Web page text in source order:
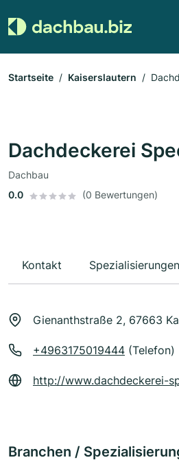
Startseite Kaiserslautern
Dachdeckerei
Dachbau
0.0
(0 Bewertungen)
Kontakt Spezialisierungen
Gienanthstraße 2, 67663
+4963175019444 (Telefon)
http://www.dachdeckerei-
Branchen /